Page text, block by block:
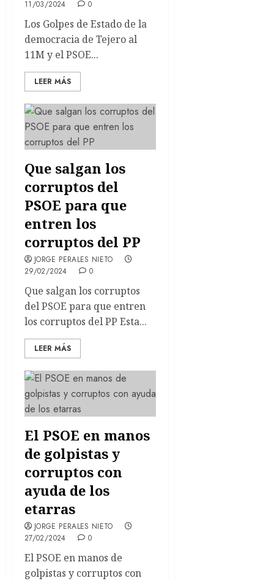
11/03/2024 0
Los Golpes de Estado de la
democracia de Tejero al
11M y el PSOE...
LEER MÁS
Que salgan los
corruptos del
PSOE para que
entren los
corruptos del PP
JORGE PERALES NIETO
29/02/2024
0
Que salgan los corruptos
del PSOE para que entren
los corruptos del PP Esta...
LEER MÁS
El PSOE en manos
de golpistas y
corruptos con
ayuda de los
etarras
JORGE PERALES NIETO
27/02/2024
0
El PSOE en manos de
golpistas y corruptos con